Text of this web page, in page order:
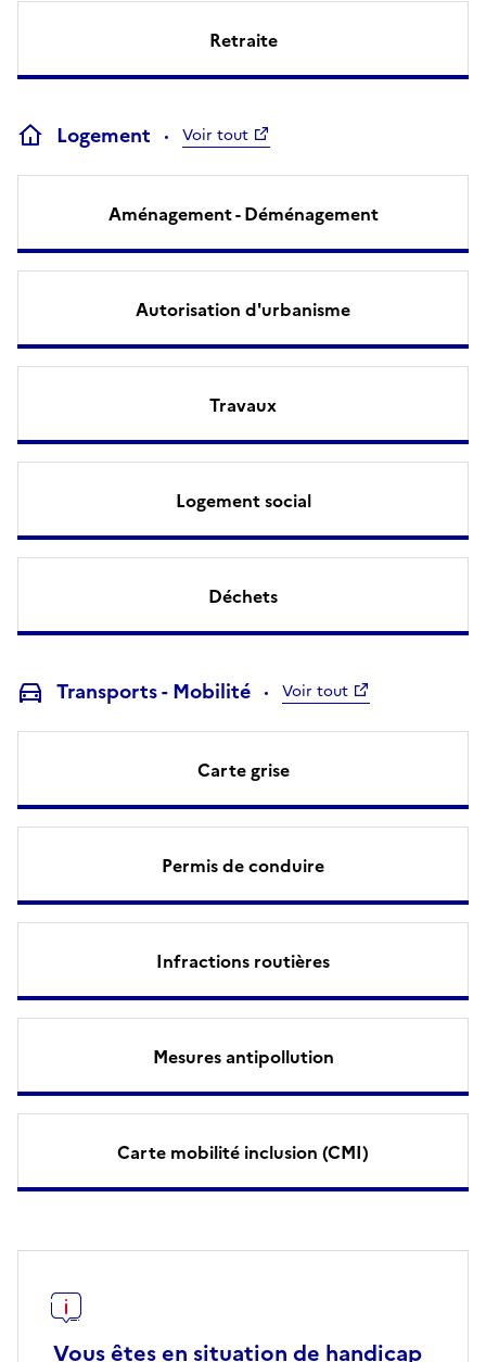
Retraite
Logement Voir tout
Aménagement - Déménagement
Autorisation d'urbanisme
Travaux
Logement social
Déchets
Transports - Mobilité Voir tout
Carte grise
Permis de conduire
Infractions routières
Mesures antipollution
Carte mobilité inclusion (CMI)
Vous êtes en situation de handicap